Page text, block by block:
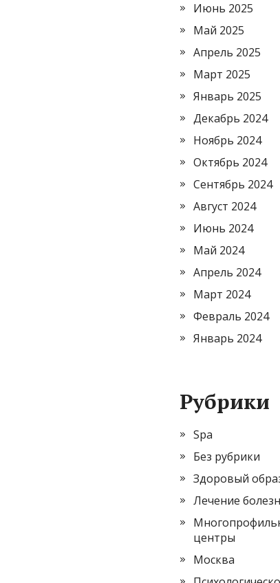
Июнь 2025
Май 2025
Апрель 2025
Март 2025
Январь 2025
Декабрь 2024
Ноябрь 2024
Октябрь 2024
Сентябрь 2024
Август 2024
Июнь 2024
Май 2024
Апрель 2024
Март 2024
Февраль 2024
Январь 2024
Рубрики
Spa
Без рубрики
Здоровый
Лечение
центры
Москва